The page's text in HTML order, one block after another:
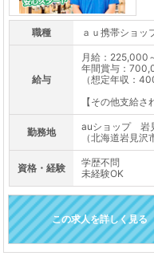
職種 ａｕ携帯ショッ
給与
月給：225,000
年間賞与：
（想定年収：
【その他支給さ
勤務地
auショップ 岩
（北海道岩見
資格・経験
学歴不問
未経験OK
この求人を詳しく見る